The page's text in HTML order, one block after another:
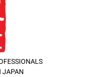
JAPAN